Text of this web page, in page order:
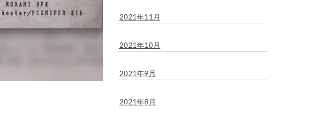
2021年11月
2021年10月
2021年9月
2021年8月